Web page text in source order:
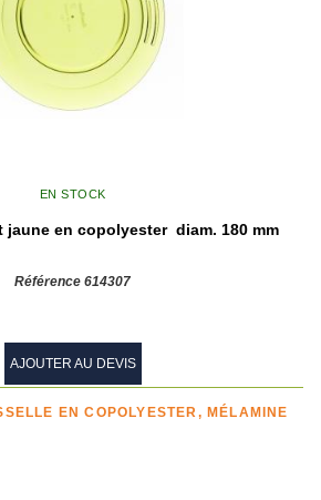
EN STOCK
jaune en copolyester diam. 180 mm
Référence 614307
AJOUTER AU DEVIS
EN COPOLYESTER, MÉLAMINE